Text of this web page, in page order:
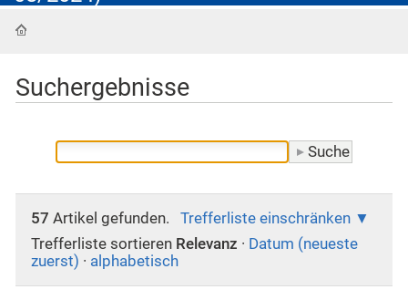
Suchergebnisse
57 Artikel gefunden.
Trefferliste einschränken
Trefferliste sortieren Relevanz · Datum (neueste
zuerst) · alphabetisch